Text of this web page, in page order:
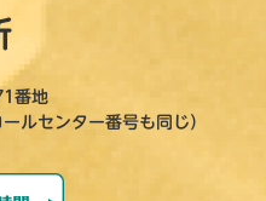
番地
センター番号も同じ）